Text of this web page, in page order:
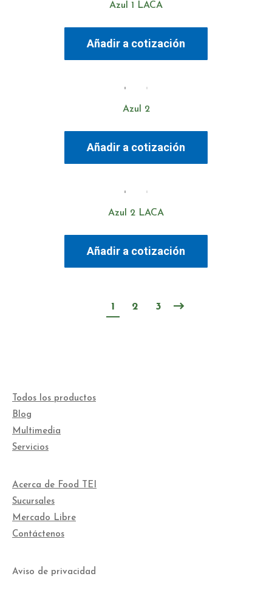
Azul 1 LACA
Añadir a cotización
Azul 2
Añadir a cotización
Azul 2 LACA
Añadir a cotización
1 2 3
Todos los productos
Blog
Multimedia
Servicios
Acerca de Food TEI
Sucursales
Mercado Libre
Contáctenos
Aviso de privacidad